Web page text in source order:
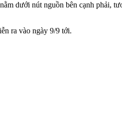
dưới nút nguồn bên cạnh phải,
ra vào ngày 9/9 tới.